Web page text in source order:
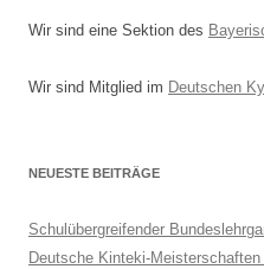
Wir sind eine Sektion des
Wir sind Mitglied im Deutschen
NEUESTE BEITRÄGE
Schulübergreifender
Deutsche Kinteki-